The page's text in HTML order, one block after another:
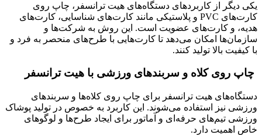
یکی دیگر از کاربردهای دستگاه‌های هیت ترانسفر، چاپ روی
کارت‌های PVC و پلاستیکی مانند کارت‌های شناسایی، کارت‌های
هدیه، و کارت‌های عضویت است. این روش به شرکت‌ها و
سازمان‌ها امکان می‌دهد تا کارت‌هایی با طرح‌های منحصر به فرد و
با کیفیت بالا تولید کنند.
چاپ روی کلاه و سربندهای ورزشی با هیت ترانسفر
دستگاه‌های هیت ترانسفر برای چاپ روی کلاه‌ها و سربندهای
ورزشی نیز استفاده می‌شوند. این کاربرد به خصوص در تولید پوشاک
ورزشی تیم‌های حرفه‌ای و آماتور برای ایجاد طرح‌ها و لوگوهای
خاص اهمیت دارد.